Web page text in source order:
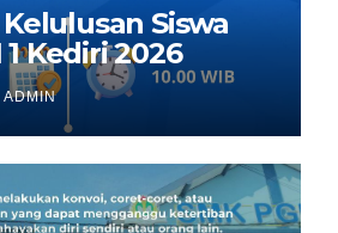
Siswa
1 Kediri 2026
ADMIN